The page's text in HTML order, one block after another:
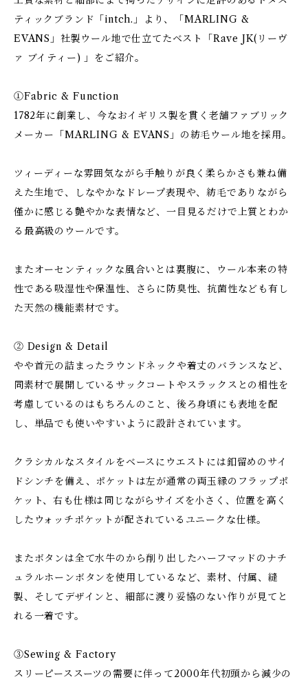
ティックブランド「intch.」より、「MARLING &
EVANS」社製ウール地で仕立てたベスト「Rave JK(リーヴ
ァ ブイティー) 」をご紹介。
①Fabric & Function
1782年に創業し、今なおイギリス製を貫く老舗ファブリック
メーカー「MARLING & EVANS」の紡毛ウール地を採用。
ツィーディーな雰囲気ながら手触りが良く柔らかさも兼ね備
えた生地で、しなやかなドレープ表現や、紡毛でありながら
僅かに感じる艶やかな表情など、一目見るだけで上質とわか
る最高級のウールです。
またオーセンティックな風合いとは裏腹に、ウール本来の特
性である吸湿性や保温性、さらに防臭性、抗菌性なども有し
た天然の機能素材です。
② Design & Detail
やや首元の詰まったラウンドネックや着丈のバランスなど、
同素材で展開しているサックコートやスラックスとの相性を
考慮しているのはもちろんのこと、後ろ身頃にも表地を配
し、単品でも使いやすいように設計されています。
クラシカルなスタイルをベースにウエストには釦留めのサイ
ドシンチを備え、ポケットは左が通常の両玉縁のフラップポ
ケット、右も仕様は同じながらサイズを小さく、位置を高く
したウォッチポケットが配されているユニークな仕様。
またボタンは全て水牛のから削り出したハーフマッドのナチ
ュラルホーンボタンを使用しているなど、素材、付属、縫
製、そしてデザインと、細部に渡り妥協のない作りが見てと
れる一着です。
③Sewing & Factory
スリーピーススーツの需要に伴って2000年代初頭から減少の